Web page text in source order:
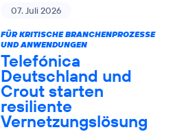
07. Juli 2026
FÜR KRITISCHE BRANCHENPROZESSE
UND ANWENDUNGEN
Telefónica
Deutschland und
Crout starten
resiliente
Vernetzungslösung